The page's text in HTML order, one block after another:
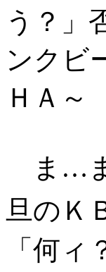
う？」
ンクビ
ＨＡ～
ま…ま
旦のＫ
「何